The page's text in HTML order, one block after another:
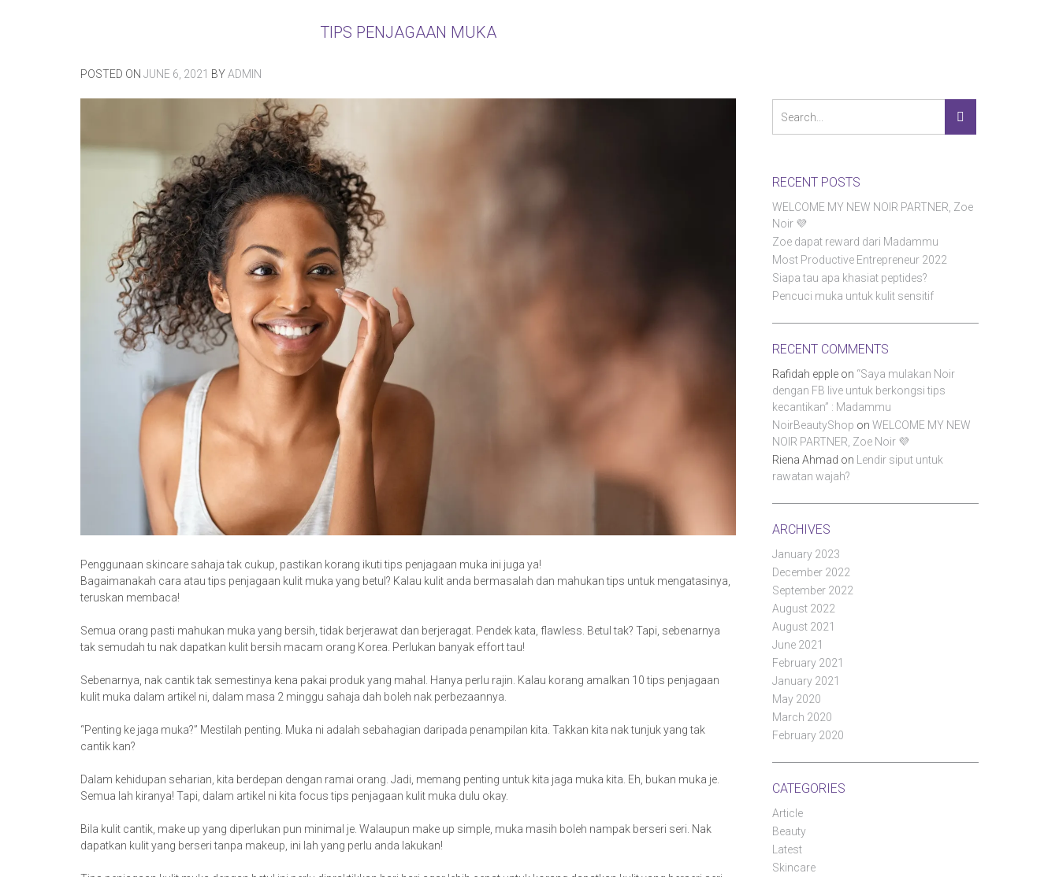
TIPS PENJAGAAN MUKA
POSTED ON JUNE 6, 2021 BYADMIN
Penggunaan skincare sahaja tak cukup, pastikan korang ikuti tips penjagaan muka ini juga ya!
Bagaimanakah cara atau tips penjagaan kulit muka yang betul? Kalau kulit anda bermasalah dan mahukan tips untuk mengatasinya,
teruskan membaca!
Semua orang pasti mahukan muka yang bersih, tidak berjerawat dan berjeragat. Pendek kata, flawless. Betul tak? Tapi, sebenarnya
tak semudah tu nak dapatkan kulit bersih macam orang Korea. Perlukan banyak effort tau!
Sebenarnya, nak cantik tak semestinya kena pakai produk yang mahal. Hanya perlu rajin. Kalau korang amalkan 10 tips penjagaan
kulit muka dalam artikel ni, dalam masa 2 minggu sahaja dah boleh nak perbezaannya.
“Penting ke jaga muka?” Mestilah penting. Muka ni adalah sebahagian daripada penampilan kita. Takkan kita nak tunjuk yang tak
cantik kan?
Dalam kehidupan seharian, kita berdepan dengan ramai orang. Jadi, memang penting untuk kita jaga muka kita. Eh, bukan muka je.
Semua lah kiranya! Tapi, dalam artikel ni kita focus tips penjagaan kulit muka dulu okay.
Bila kulit cantik, make up yang diperlukan pun minimal je. Walaupun make up simple, muka masih boleh nampak berseri seri. Nak
dapatkan kulit yang berseri tanpa makeup, ini lah yang perlu anda lakukan!
RECENT POSTS
WELCOME MY NEW NOIR PARTNER, Zoe
Noir 💜
Zoe dapat reward dari Madammu
Most Productive Entrepreneur 2022
Siapa tau apa khasiat peptides?
Pencuci muka untuk kulit sensitif
RECENT COMMENTS
Rafidah eppleon “Saya mulakan Noir
dengan FB live untuk berkongsi tips
kecantikan” : Madammu
NoirBeautyShop on WELCOME MY NEW
NOIR PARTNER, Zoe Noir 💜
Riena Ahmad on
Lendir siput untuk
rawatan wajah?
ARCHIVES
January 2023
December 2022
September 2022
August 2022
August 2021
June 2021
February 2021
January 2021
May 2020
March 2020
February 2020
CATEGORIES
Article
Beauty
Latest
Skincare